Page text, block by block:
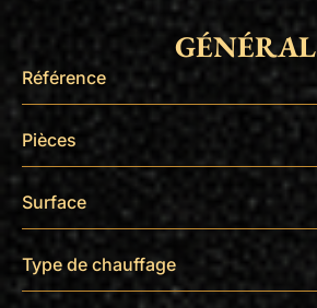
GÉNÉRAL
Référence
Pièces
Surface
Type de chauffage